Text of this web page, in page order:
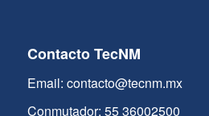
Contacto TecNM
Email: contacto@tecnm.mx
Conmutador: 55 36002500